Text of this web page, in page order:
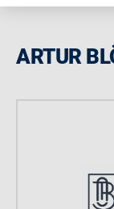
ARTUR